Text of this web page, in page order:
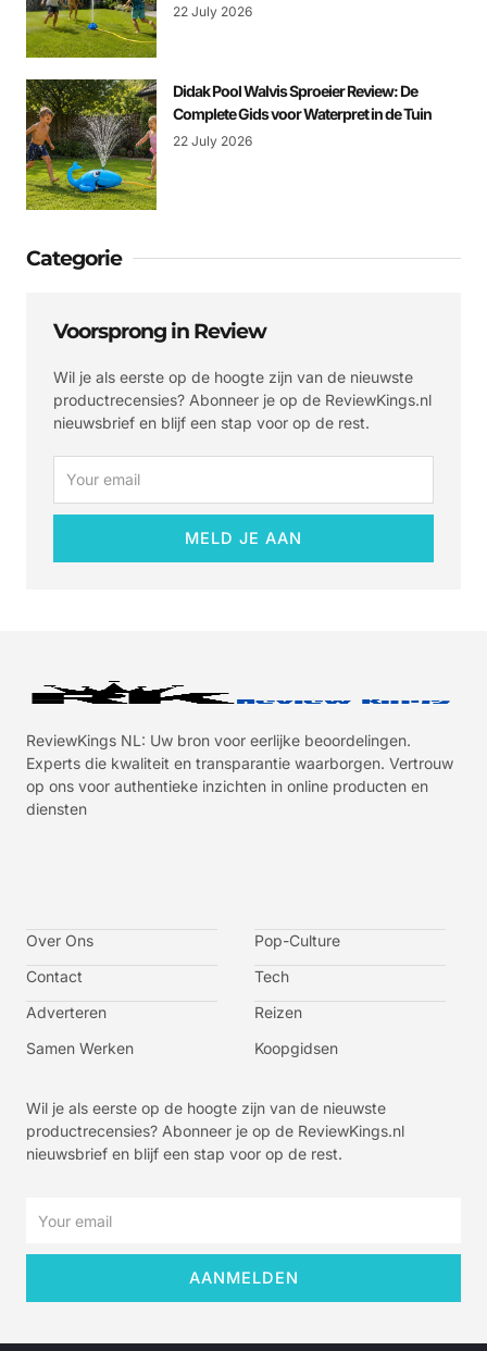
22 July 2026
Didak Pool Walvis Sproeier Review: De
Complete Gids voor Waterpret in de Tuin
22 July 2026
Categorie
Voorsprong in Review
Wil je als eerste op de hoogte zijn van de nieuwste
productrecensies? Abonneer je op de ReviewKings.nl
nieuwsbrief en blijf een stap voor op de rest.
MELD JE AAN
ReviewKings NL: Uw bron voor eerlijke beoordelingen.
Experts die kwaliteit en transparantie waarborgen. Vertrouw
op ons voor authentieke inzichten in online producten en
diensten
-
f
a
c
e
o
o
-
t
w
i
t
e
r
-
s
g
r
m
-
-
u
b
Over Ons
Contact
Adverteren
Samen Werken
Pop-Culture
Tech
Reizen
Koopgidsen
Wil je als eerste op de hoogte zijn van de nieuwste
productrecensies? Abonneer je op de ReviewKings.nl
nieuwsbrief en blijf een stap voor op de rest.
AANMELDEN